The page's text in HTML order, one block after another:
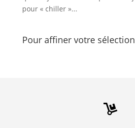
pour « chiller »...
Pour affiner votre sélection
